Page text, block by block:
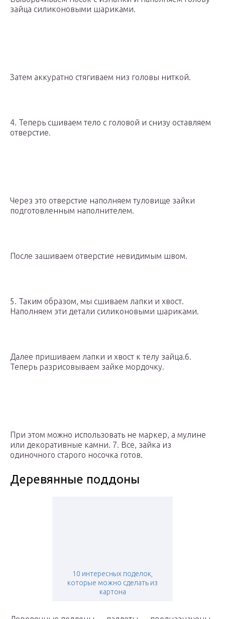
зайца силиконовыми шариками.
Затем аккуратно стягиваем низ головы ниткой.
4. Теперь сшиваем тело с головой и снизу оставляем
отверстие.
Через это отверстие наполняем туловище зайки
подготовленным наполнителем.
После зашиваем отверстие невидимым швом.
5. Таким образом, мы сшиваем лапки и хвост.
Наполняем эти детали силиконовыми шариками.
Далее пришиваем лапки и хвост к телу зайца.6.
Теперь разрисовываем зайке мордочку.
При этом можно использовать не маркер, а мулине
или декоративные камни. 7. Все, зайка из
одиночного старого носочка готов.
Деревянные поддоны
10 интересных поделок,
которые можно сделать из
картона